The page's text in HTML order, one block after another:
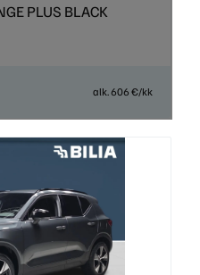
PLUS BLACK
alk. 606 €/kk